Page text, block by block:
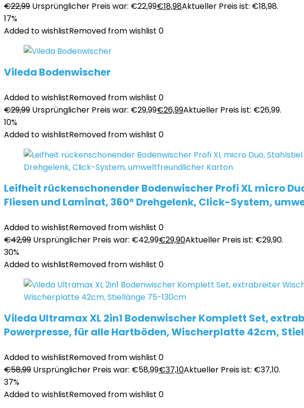
€22,99 Ursprünglicher Preis war: €22,99€18,98Aktueller Preis ist: €18,98.
17%
Added to wishlistRemoved from wishlist 0
Vileda Bodenwischer
Added to wishlistRemoved from wishlist 0
€29,99 Ursprünglicher Preis war: €29,99€26,99Aktueller Preis ist: €26,99.
10%
Added to wishlistRemoved from wishlist 0
Leifheit rückenschonender Bodenwischer Profi XL micro
Fliesen und Laminat, 360° Drehgelenk, Click-System,
Added to wishlistRemoved from wishlist 0
€42,99 Ursprünglicher Preis war: €42,99€29,90Aktueller Preis ist: €29,90.
30%
Added to wishlistRemoved from wishlist 0
Vileda Ultramax XL 2in1 Bodenwischer Komplett Set,
Powerpresse, für alle Hartböden, Wischerplatte 42cm,
Added to wishlistRemoved from wishlist 0
€58,99 Ursprünglicher Preis war: €58,99€37,10Aktueller Preis ist: €37,10.
37%
Added to wishlistRemoved from wishlist 0